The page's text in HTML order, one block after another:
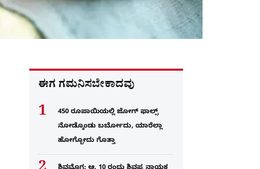
ಈಗ ಗಮನಿಸಬೇಕಾದವು
450 ರೂಪಾಯಿಯಲ್ಲಿ ಜೋಗ್​ ಫಾಲ್ಸ್​
ನೋಡ್ಕೊಂಡು ಬರ್ಬೋದು, ಯಾರೆಲ್ಲಾ
ಹೋಗ್ಬೋದು ಗೊತ್ತಾ